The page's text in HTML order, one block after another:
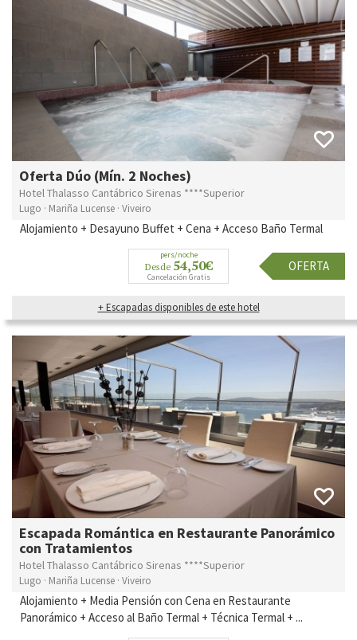
Oferta Dúo (Mín. 2 Noches)
Hotel Thalasso Cantábrico Sirenas ****Superior
Lugo · Mariña Lucense · Viveiro
Alojamiento + Desayuno Buffet + Cena + Acceso Baño Termal
pers/noche
Desde 54,50€
Cancelación Gratis
OFERTA
+ Escapadas disponibles de este hotel
Escapada Romántica en Restaurante Panorámico
con Tratamientos
Hotel Thalasso Cantábrico Sirenas ****Superior
Lugo · Mariña Lucense · Viveiro
Alojamiento + Media Pensión con Cena en Restaurante
Panorámico + Acceso al Baño Termal + Técnica Termal + ...